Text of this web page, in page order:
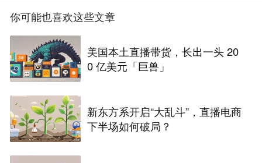
你可能也喜欢这些文章
美国本土直播带货，长出一头 20
0 亿美元「巨兽」
新东方系开启“大乱斗”，直播电商
下半场如何破局？